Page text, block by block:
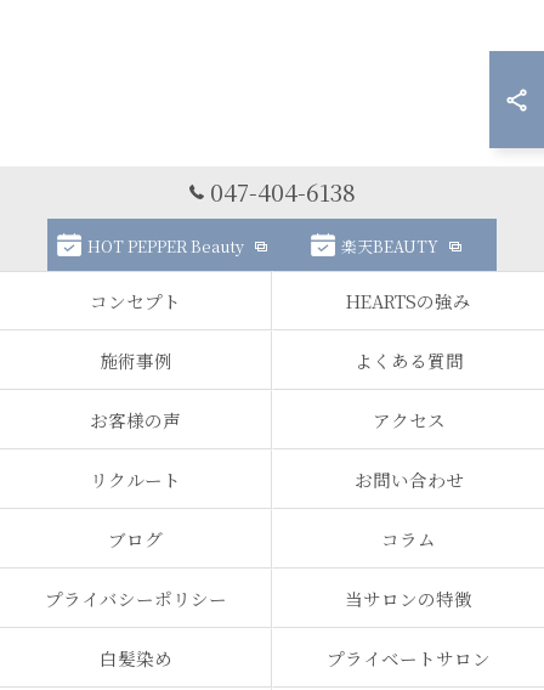
047-404-6138
HOT PEPPER Beauty 楽天BEAUTY
コンセプト HEARTSの強み
施術事例 よくある質問
お客様の声 アクセス
リクルート お問い合わせ
ブログ コラム
プライバシーポリシー 当サロンの特徴
白髪染め プライベートサロン